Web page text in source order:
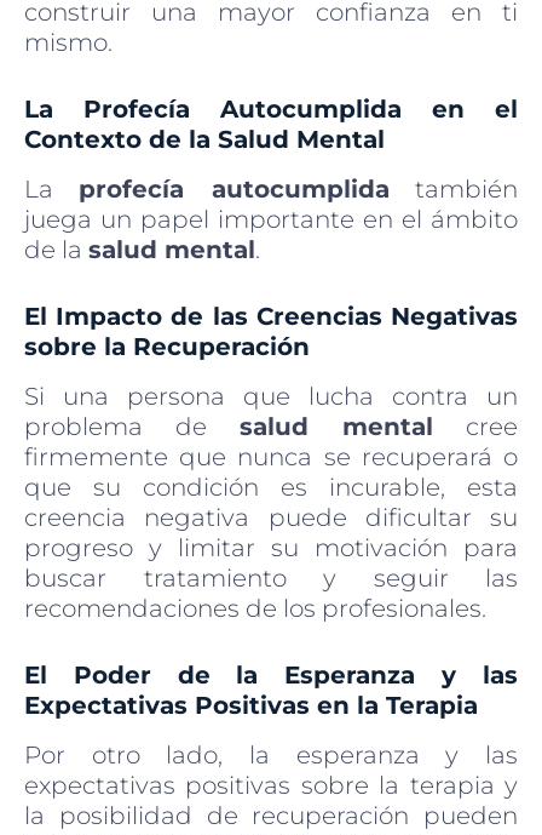
construir una mayor confianza en ti
mismo.
La Profecía Autocumplida en el
Contexto de la Salud Mental
La profecía autocumplida también
juega un papel importante en el ámbito
de la salud mental.
El Impacto de las Creencias Negativas
sobre la Recuperación
Si una persona que lucha contra un
problema de salud mental cree
firmemente que nunca se recuperará o
que su condición es incurable, esta
creencia negativa puede dificultar su
progreso y limitar su motivación para
buscar tratamiento y seguir las
recomendaciones de los profesionales.
El Poder de la Esperanza y las
Expectativas Positivas en la Terapia
Por otro lado, la esperanza y las
expectativas positivas sobre la terapia y
la posibilidad de recuperación pueden